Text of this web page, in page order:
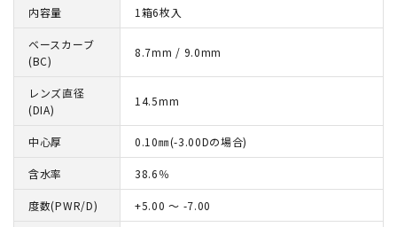
内容量 1箱6枚入
ベースカーブ
(BC)
8.7mm / 9.0mm
レンズ直径
(DIA)
14.5mm
中心厚 0.10㎜(-3.00Dの場合)
含水率 38.6％
度数(PWR/D) +5.00 ～ -7.00